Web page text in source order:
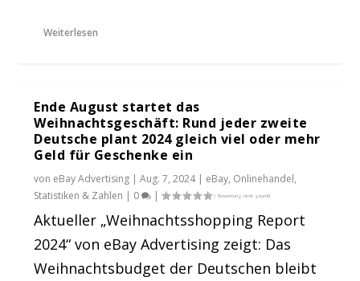
Weiterlesen
Ende August startet das
Weihnachtsgeschäft: Rund jeder zweite
Deutsche plant 2024 gleich viel oder mehr
Geld für Geschenke ein
von eBay Advertising |Aug. 7, 2024| eBay, Onlinehandel,
Statistiken & Zahlen | 0 |
Aktueller „Weihnachtsshopping Report
2024“ von eBay Advertising zeigt: Das
Weihnachtsbudget der Deutschen bleibt